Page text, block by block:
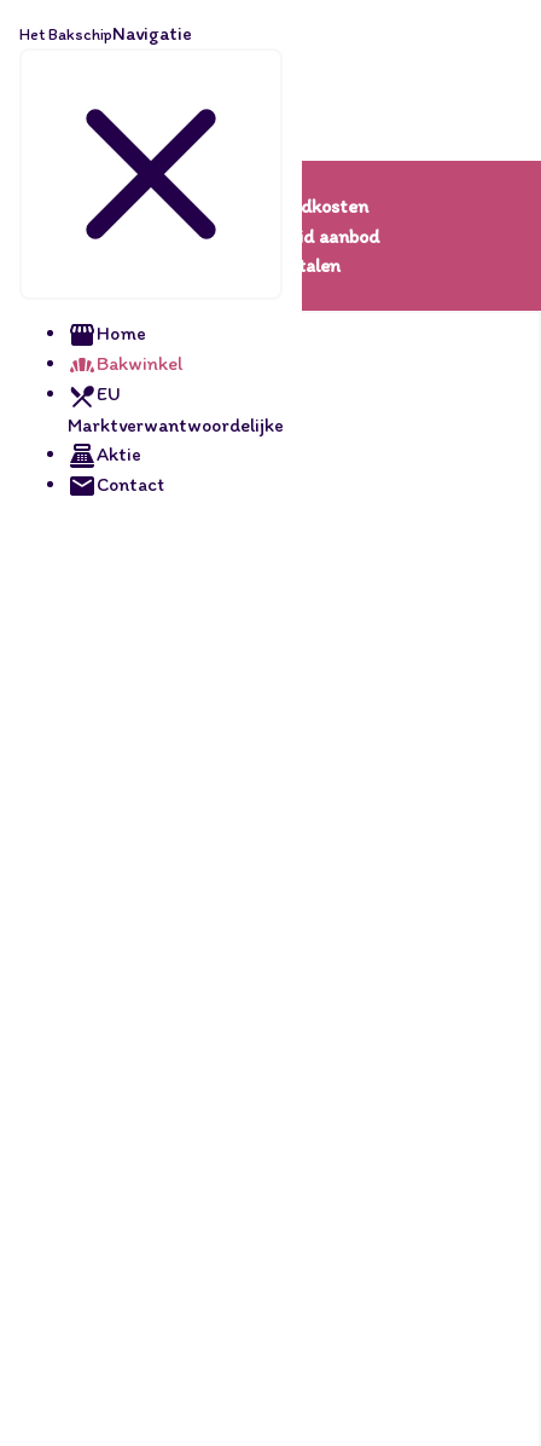
Het BakschipNavigatie
Home
Bakwinkel
EU
Marktverwantwoordelijke
Aktie
Contact
Lage verzendkosten
Een uitgebreid aanbod
Veilig betalen